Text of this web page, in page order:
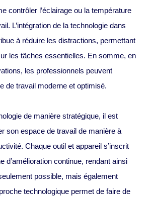
contrôler l’éclairage ou la température
L’intégration de la technologie dans
à réduire les distractions, permettant
les tâches essentielles. En somme, en
les professionnels peuvent
de travail moderne et optimisé.
de manière stratégique, il est
son espace de travail de manière à
Chaque outil et appareil s’inscrit
d’amélioration continue, rendant ainsi
possible, mais également
technologique permet de faire de